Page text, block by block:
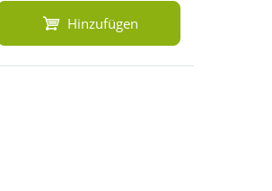
Hinzufügen